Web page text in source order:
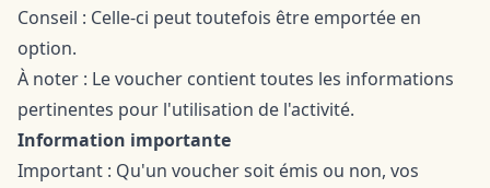
Conseil : Celle-ci peut toutefois être emportée en
option.
À noter : Le voucher contient toutes les informations
pertinentes pour l'utilisation de l'activité.
Information importante
Important : Qu'un voucher soit émis ou non, vos